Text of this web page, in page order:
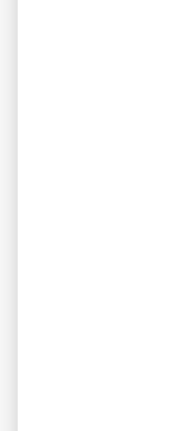
Si vous
VIATRIS
résistante
Si vous
VIATRIS
votre
pouvez
diarrhée,
nausées
Si vous
Si vous
prenez-la
compte,
pas de